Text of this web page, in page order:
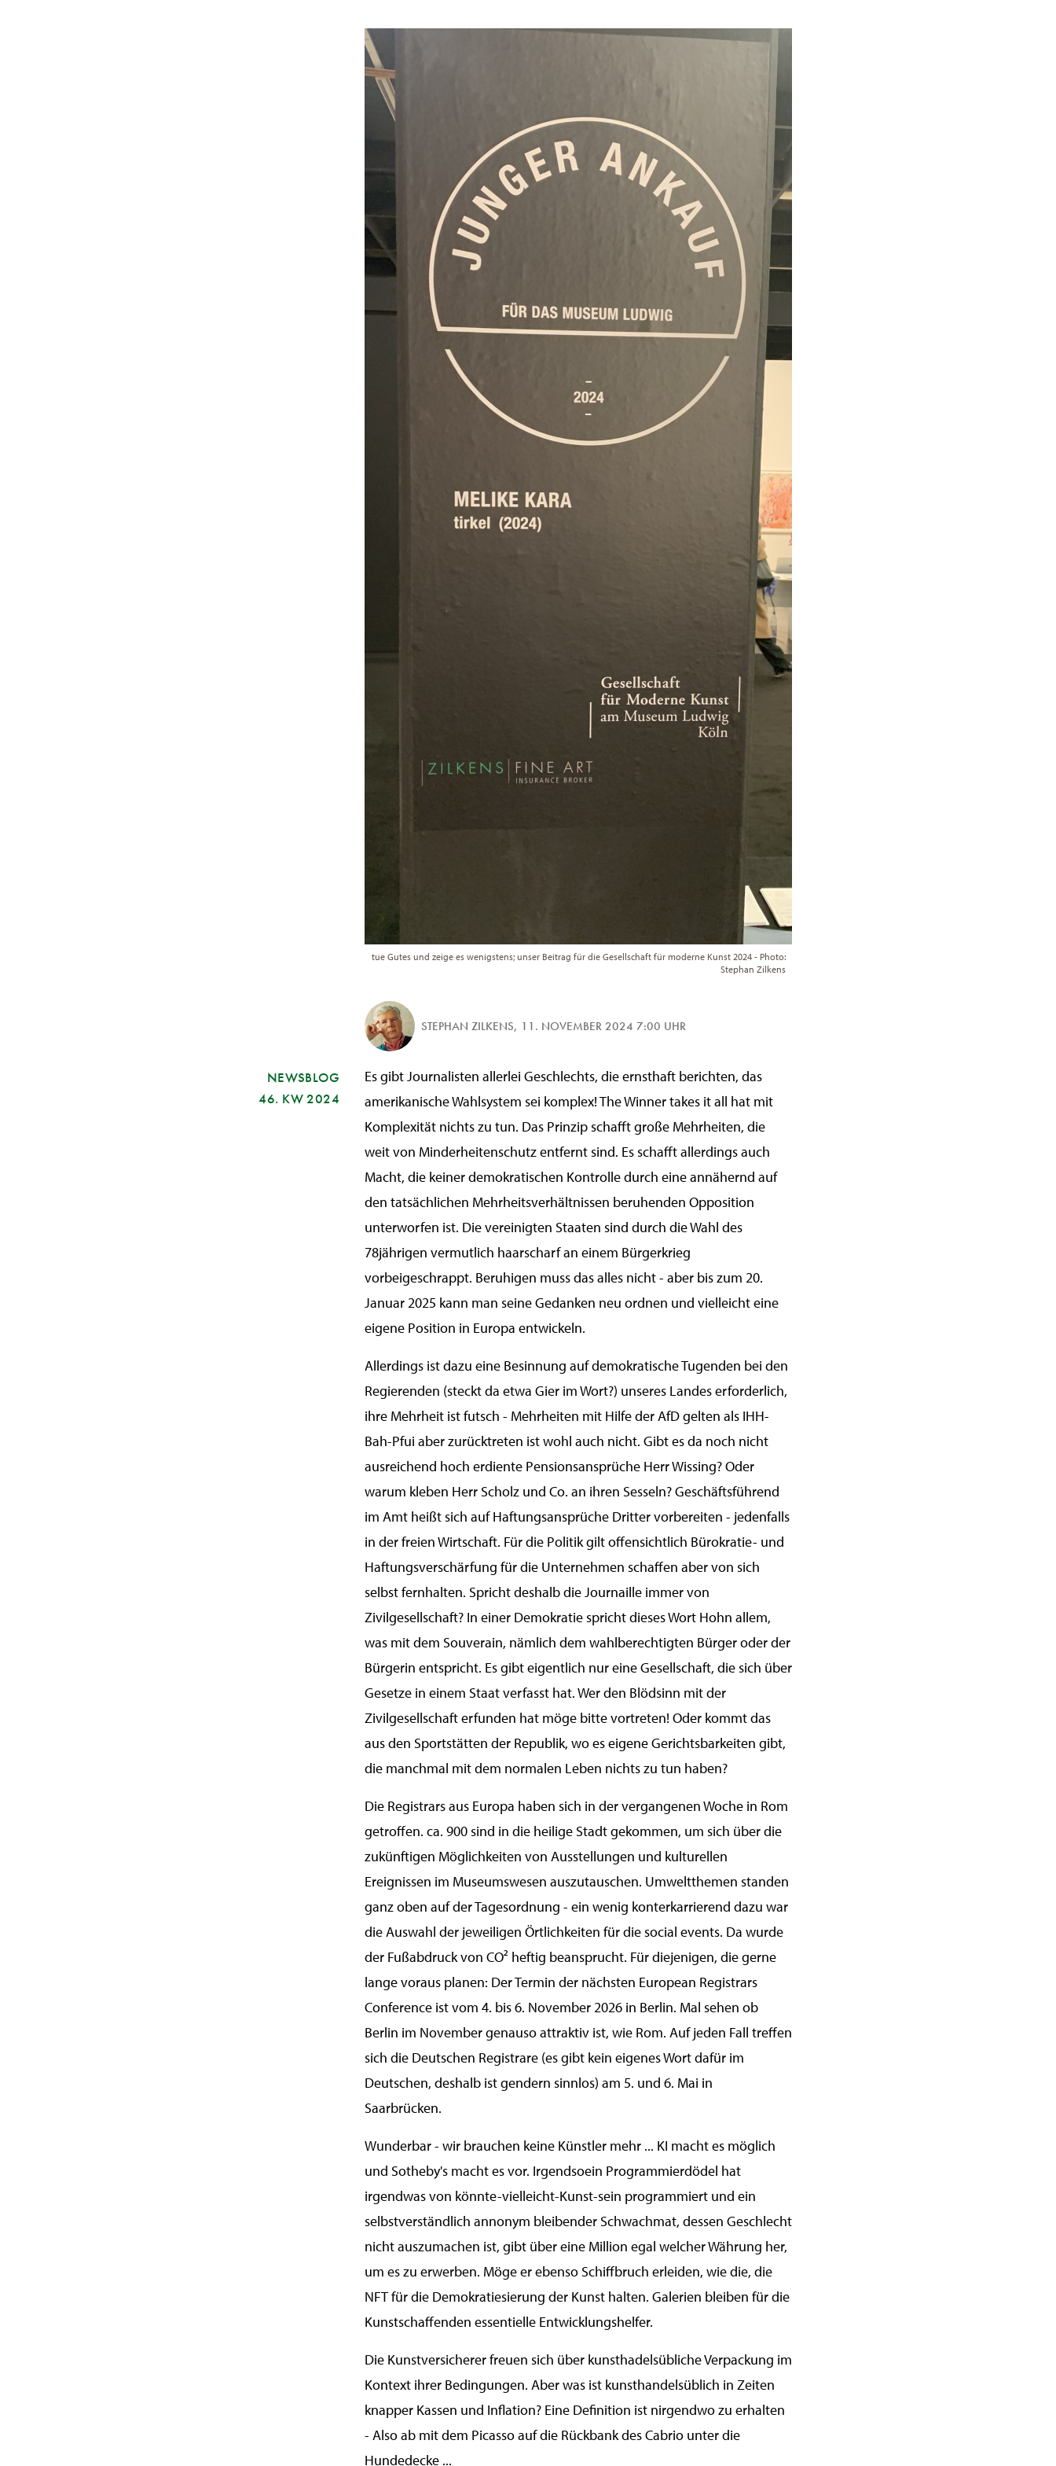
tue Gutes und zeige es wenigstens; unser Beitrag für die Gesellschaft für moderne Kunst 2024 - Photo:
Stephan Zilkens
STEPHAN ZILKENS, 11. NOVEMBER 2024 7:00 UHR
NEWSBLOG
46. KW 2024
Es gibt Journalisten allerlei Geschlechts, die ernsthaft berichten, das
amerikanische Wahlsystem sei komplex! The Winner takes it all hat mit
Komplexität nichts zu tun. Das Prinzip schafft große Mehrheiten, die
weit von Minderheitenschutz entfernt sind. Es schafft allerdings auch
Macht, die keiner demokratischen Kontrolle durch eine annähernd auf
den tatsächlichen Mehrheitsverhältnissen beruhenden Opposition
unterworfen ist. Die vereinigten Staaten sind durch die Wahl des
78jährigen vermutlich haarscharf an einem Bürgerkrieg
vorbeigeschrappt. Beruhigen muss das alles nicht - aber bis zum 20.
Januar 2025 kann man seine Gedanken neu ordnen und vielleicht eine
eigene Position in Europa entwickeln.
Allerdings ist dazu eine Besinnung auf demokratische Tugenden bei den
Regierenden (steckt da etwa Gier im Wort?) unseres Landes erforderlich,
ihre Mehrheit ist futsch - Mehrheiten mit Hilfe der AfD gelten als IHH-
Bah-Pfui aber zurücktreten ist wohl auch nicht. Gibt es da noch nicht
ausreichend hoch erdiente Pensionsansprüche Herr Wissing? Oder
warum kleben Herr Scholz und Co. an ihren Sesseln? Geschäftsführend
im Amt heißt sich auf Haftungsansprüche Dritter vorbereiten - jedenfalls
in der freien Wirtschaft. Für die Politik gilt offensichtlich Bürokratie- und
Haftungsverschärfung für die Unternehmen schaffen aber von sich
selbst fernhalten. Spricht deshalb die Journaille immer von
Zivilgesellschaft? In einer Demokratie spricht dieses Wort Hohn allem,
was mit dem Souverain, nämlich dem wahlberechtigten Bürger oder der
Bürgerin entspricht. Es gibt eigentlich nur eine Gesellschaft, die sich über
Gesetze in einem Staat verfasst hat. Wer den Blödsinn mit der
Zivilgesellschaft erfunden hat möge bitte vortreten! Oder kommt das
aus den Sportstätten der Republik, wo es eigene Gerichtsbarkeiten gibt,
die manchmal mit dem normalen Leben nichts zu tun haben?
Die Registrars aus Europa haben sich in der vergangenen Woche in Rom
getroffen. ca. 900 sind in die heilige Stadt gekommen, um sich über die
zukünftigen Möglichkeiten von Ausstellungen und kulturellen
Ereignissen im Museumswesen auszutauschen. Umweltthemen standen
ganz oben auf der Tagesordnung - ein wenig konterkarrierend dazu war
die Auswahl der jeweiligen Örtlichkeiten für die social events. Da wurde
der Fußabdruck von CO² heftig beansprucht. Für diejenigen, die gerne
lange voraus planen: Der Termin der nächsten European Registrars
Conference ist vom 4. bis 6. November 2026 in Berlin. Mal sehen ob
Berlin im November genauso attraktiv ist, wie Rom. Auf jeden Fall treffen
sich die Deutschen Registrare (es gibt kein eigenes Wort dafür im
Deutschen, deshalb ist gendern sinnlos) am 5. und 6. Mai in
Saarbrücken.
Wunderbar - wir brauchen keine Künstler mehr ... KI macht es möglich
und Sotheby's macht es vor. Irgendsoein Programmierdödel hat
irgendwas von könnte-vielleicht-Kunst-sein programmiert und ein
selbstverständlich annonym bleibender Schwachmat, dessen Geschlecht
nicht auszumachen ist, gibt über eine Million egal welcher Währung her,
um es zu erwerben. Möge er ebenso Schiffbruch erleiden, wie die, die
NFT für die Demokratiesierung der Kunst halten. Galerien bleiben für die
Kunstschaffenden essentielle Entwicklungshelfer.
Die Kunstversicherer freuen sich über kunsthadelsübliche Verpackung im
Kontext ihrer Bedingungen. Aber was ist kunsthandelsüblich in Zeiten
knapper Kassen und Inflation? Eine Definition ist nirgendwo zu erhalten
- Also ab mit dem Picasso auf die Rückbank des Cabrio unter die
Hundedecke ...